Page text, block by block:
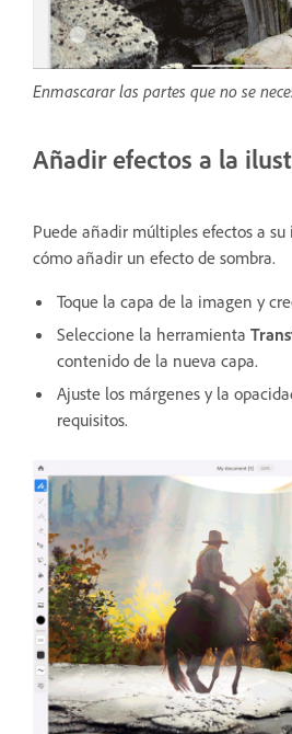
Enmascarar las partes que no se
Añadir efectos a la
Puede añadir múltiples efectos a su
cómo añadir un efecto de sombra.
Toque la capa de la imagen y
Seleccione la herramienta
contenido de la nueva capa.
Ajuste los márgenes y la
requisitos.